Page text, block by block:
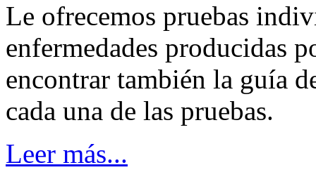
Le ofrecemos pruebas
enfermedades producidas
encontrar también la guía
cada una de las pruebas.
Leer más...